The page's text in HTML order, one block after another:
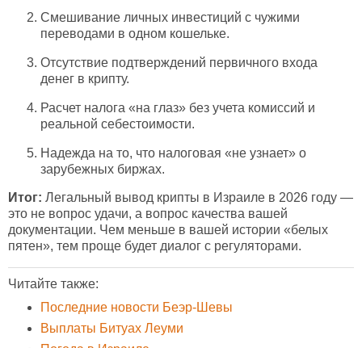
Смешивание личных инвестиций с чужими
переводами в одном кошельке.
Отсутствие подтверждений первичного входа
денег в крипту.
Расчет налога «на глаз» без учета комиссий и
реальной себестоимости.
Надежда на то, что налоговая «не узнает» о
зарубежных биржах.
Итог: Легальный вывод крипты в Израиле в 2026 году —
это не вопрос удачи, а вопрос качества вашей
документации. Чем меньше в вашей истории «белых
пятен», тем проще будет диалог с регуляторами.
Читайте также:
Последние новости Беэр-Шевы
Выплаты Битуах Леуми